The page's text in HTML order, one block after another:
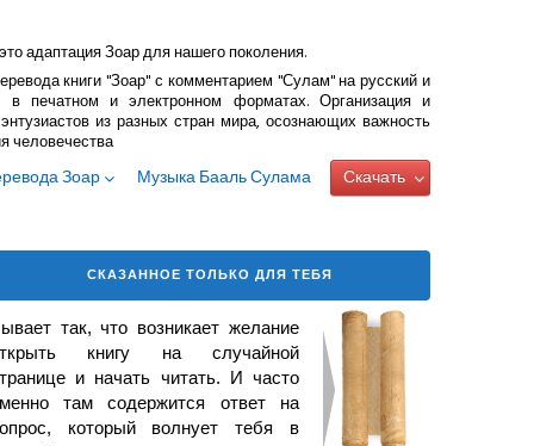
адаптация Зоар для нашего поколения.
книги "Зоар" с комментарием "Сулам" на русский и
печатном и электронном форматах. Организация и
из разных стран мира, осознающих важность
человечества
Зоар Музыка Бааль Сулама Скачать
СКАЗАННОЕ ТОЛЬКО ДЛЯ ТЕБЯ
так, что возникает желание
книгу на случайной
и начать читать. И часто
там содержится ответ на
который волнует тебя в